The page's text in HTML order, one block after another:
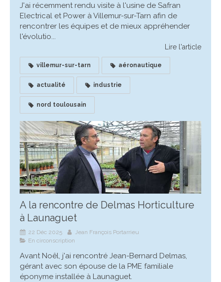
J'ai récemment rendu visite à l'usine de Safran
Electrical et Power à Villemur-sur-Tarn afin de
rencontrer les équipes et de mieux appréhender
l'évolutio...
Lire l'article
villemur-sur-tarn aéronautique
actualité industrie
nord toulousain
A la rencontre de Delmas Horticulture
à Launaguet
22 Déc 2025
Jean François Portarrieu
En circonscription
Avant Noêl, j'ai rencontré Jean-Bernard Delmas,
gérant avec son épouse de la PME familiale
éponyme installée à Launaguet.